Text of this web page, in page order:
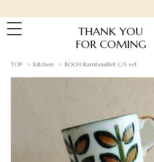
THANK YOU
FOR COMING
TOP Kitchen BOCH Rambouillet C/S set